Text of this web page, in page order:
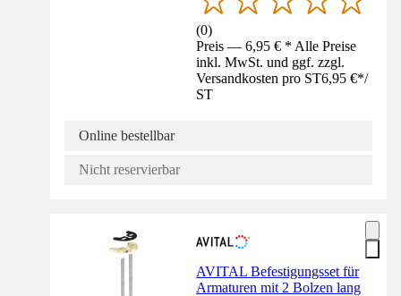
(0)
Preis — 6,95 € * Alle Preise
inkl. MwSt. und ggf. zzgl.
Versandkosten pro ST6,95 €*/
ST
Online bestellbar
Nicht reservierbar
AVITAL Befestigungsset für
Armaturen mit 2 Bolzen lang